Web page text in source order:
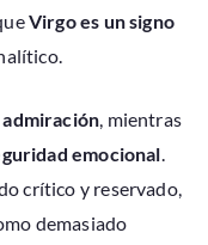
Virgo es un signo
admiración, mientras
emocional.
crítico y reservado,
demasiado